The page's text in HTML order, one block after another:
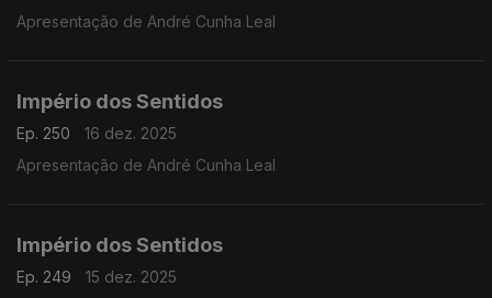
Apresentação de André Cunha Leal
Império dos Sentidos
Ep. 250
16 dez. 2025
Apresentação de André Cunha Leal
Império dos Sentidos
Ep. 249
15 dez. 2025